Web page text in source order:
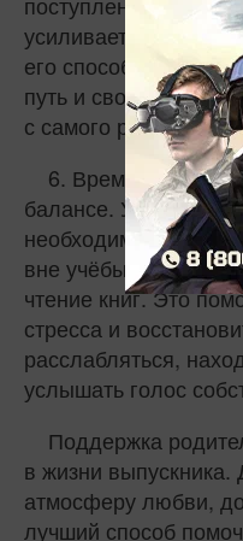
усиливает стресс.
его способности.
путь и свое
с самого рождения.
6. Время для
балансе. Учёба –
необходим.
вне учёбы – хобби,
чтение книг. Это
стресса и
расслабляться,
услышать голос
Поддержка
в жизни
атмосферу любви,
лучший способ